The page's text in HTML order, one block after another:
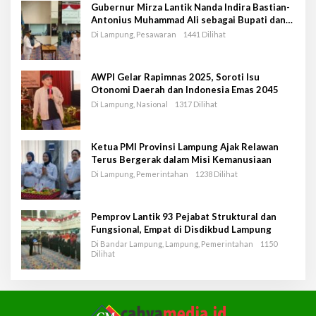
Gubernur Mirza Lantik Nanda Indira Bastian-
Antonius Muhammad Ali sebagai Bupati dan
Wakil Bupati Pesawaran Periode 2025-2030
Di Lampung, Pesawaran 1441 Dilihat
AWPI Gelar Rapimnas 2025, Soroti Isu
Otonomi Daerah dan Indonesia Emas 2045
Di Lampung, Nasional 1317 Dilihat
Ketua PMI Provinsi Lampung Ajak Relawan
Terus Bergerak dalam Misi Kemanusiaan
Di Lampung, Pemerintahan 1238 Dilihat
Pemprov Lantik 93 Pejabat Struktural dan
Fungsional, Empat di Disdikbud Lampung
Di Bandar Lampung, Lampung, Pemerintahan
1150
Dilihat